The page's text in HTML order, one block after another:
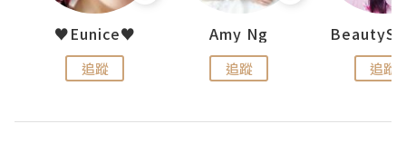
♥Eunice♥
追蹤
Amy Ng
追蹤 追蹤